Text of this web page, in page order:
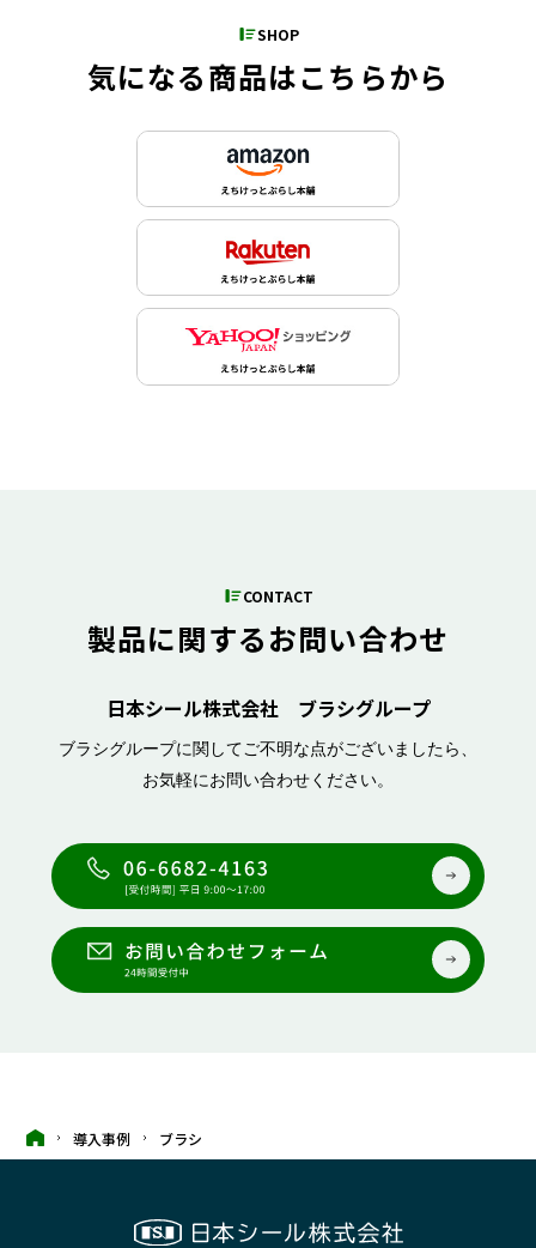
SHOP
気になる商品はこちらから
CONTACT
製品に関するお問い合わせ
日本シール株式会社 ブラシグループ
ブラシグループに関してご不明な点がございましたら、
お気軽にお問い合わせください。
導入事例 ブラシ